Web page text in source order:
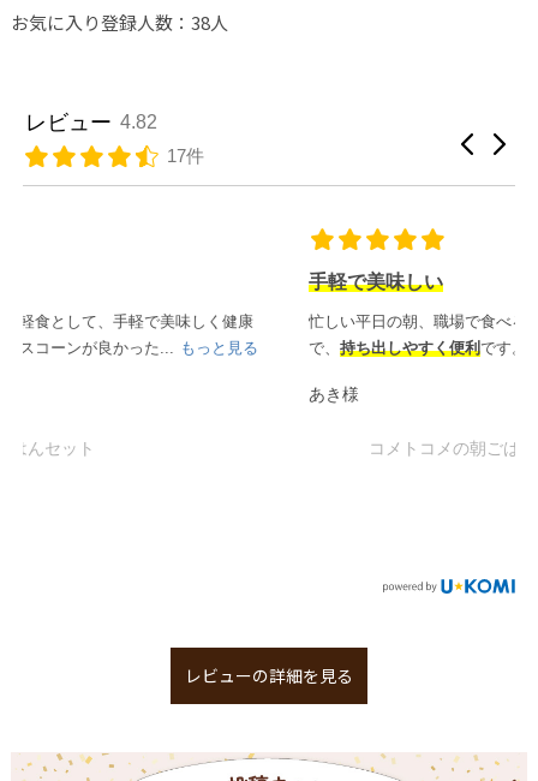
お気に入り登録人数：38人
レビュー 4.82
17件
忙しい平日の朝、職場で食べるにも一つ一つ包装されているの
で、持ち出しやすく便利です。甘いパンも甘くな...もっと見る
レビューの詳細を見る